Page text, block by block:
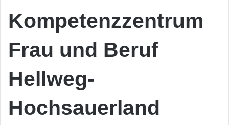
Kompetenzzentrum
Frau und Beruf
Hellweg-
Hochsauerland